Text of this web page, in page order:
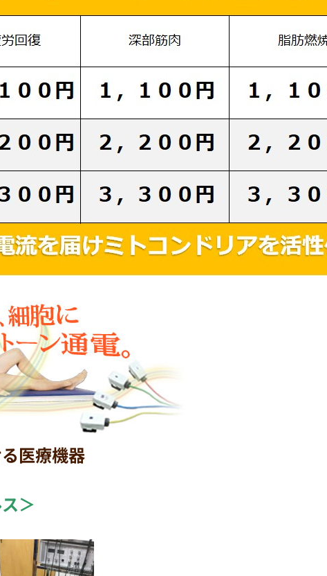
医療機器
＞